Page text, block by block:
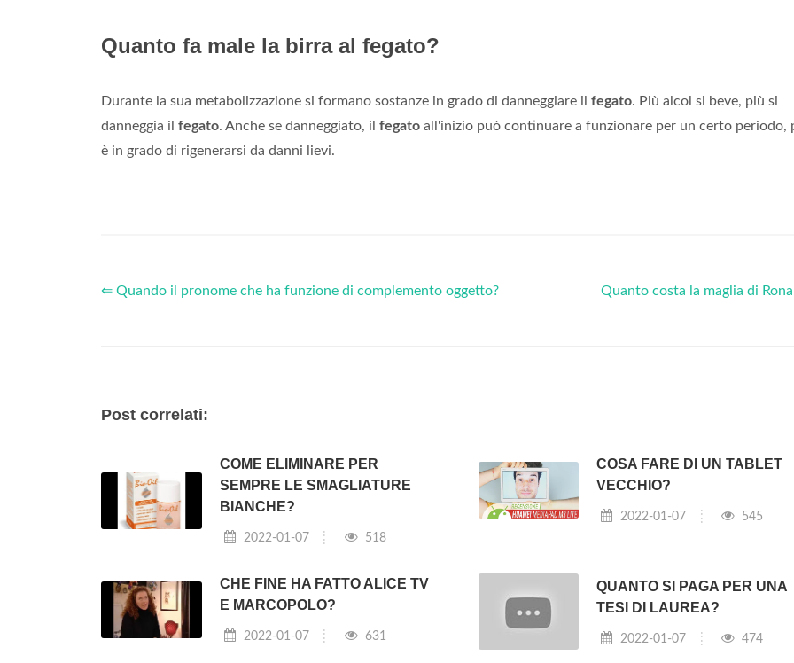
Quanto fa male la birra al fegato?
Durante la sua metabolizzazione si formano sostanze in grado di danneggiare il fegato. Più alcol si beve, più si
danneggia il fegato. Anche se danneggiato, il fegato all'inizio può continuare a funzionare per un certo periodo,
è in grado di rigenerarsi da danni lievi.
⇐ Quando il pronome che ha funzione di complemento oggetto? Quanto costa la maglia di
Post correlati:
COME ELIMINARE PER
SEMPRE LE SMAGLIATURE
BIANCHE?
2022-01-07 518
COSA FARE DI UN TABLET
VECCHIO?
2022-01-07 545
CHE FINE HA FATTO ALICE TV
E MARCOPOLO?
2022-01-07 631
QUANTO SI PAGA PER UNA
TESI DI LAUREA?
2022-01-07 474